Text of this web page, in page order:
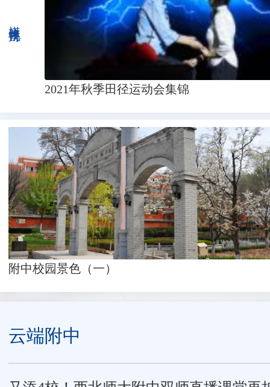
2021年秋季田径运动会集锦
附中校园景色（一）
云端附中